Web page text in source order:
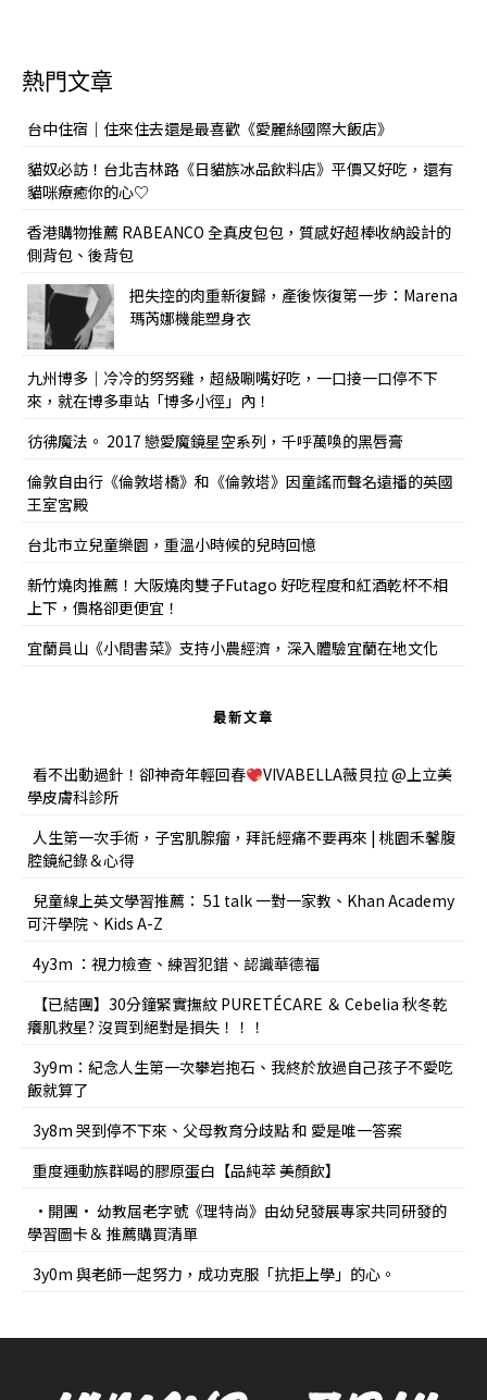
熱門文章
台中住宿｜住來住去還是最喜歡《愛麗絲國際大飯店》
貓奴必訪！台北吉林路《日貓族冰品飲料店》平價又好吃，還有
貓咪療癒你的心♡
香港購物推薦 RABEANCO 全真皮包包，質感好超棒收納設計的
側背包、後背包
把失控的肉重新復歸，產後恢復第一步：Marena
瑪芮娜機能塑身衣
九州博多｜冷冷的努努雞，超級唰嘴好吃，一口接一口停不下
來，就在博多車站「博多小徑」內！
彷彿魔法。 2017 戀愛魔鏡星空系列，千呼萬喚的黑唇膏
倫敦自由行《倫敦塔橋》和《倫敦塔》因童謠而聲名遠播的英國
王室宮殿
台北市立兒童樂園，重溫小時候的兒時回憶
新竹燒肉推薦！大阪燒肉雙子Futago 好吃程度和紅酒乾杯不相
上下，價格卻更便宜！
宜蘭員山《小間書菜》支持小農經濟，深入體驗宜蘭在地文化
最新文章
看不出動過針！卻神奇年輕回春
VIVABELLA薇貝拉 @上立美
學皮膚科診所
人生第一次手術，子宮肌腺瘤，拜託經痛不要再來 | 桃園禾馨腹
腔鏡紀錄＆心得
兒童線上英文學習推薦： 51 talk 一對一家教、Khan Academy
可汗學院、Kids A-Z
4y3m ：視力檢查、練習犯錯、認識華德福
【已結團】30分鐘緊實撫紋 PURETÉCARE ＆ Cebelia 秋冬乾
癢肌救星? 沒買到絕對是損失！！！
3y9m：紀念人生第一次攀岩抱石、我終於放過自己孩子不愛吃
飯就算了
3y8m 哭到停不下來、父母教育分歧點 和 愛是唯一答案
重度運動族群喝的膠原蛋白【品純萃 美顏飲】
•開團• 幼教屆老字號《理特尚》由幼兒發展專家共同研發的
學習圖卡＆ 推薦購買清單
3y0m 與老師一起努力，成功克服「抗拒上學」的心。